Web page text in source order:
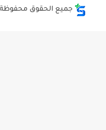
جميع الحقوق محفوظة ©